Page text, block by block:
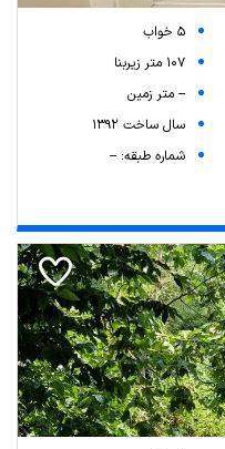
5 خواب
107 متر زیربنا
-- متر زمین
سال ساخت 1392
شماره طبقه: --